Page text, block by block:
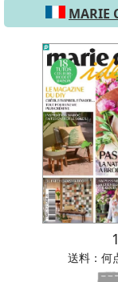
MARIE
送料：何